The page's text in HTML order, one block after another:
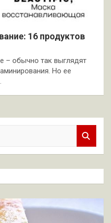
16 продуктов
– обычно так выглядят
Но ее